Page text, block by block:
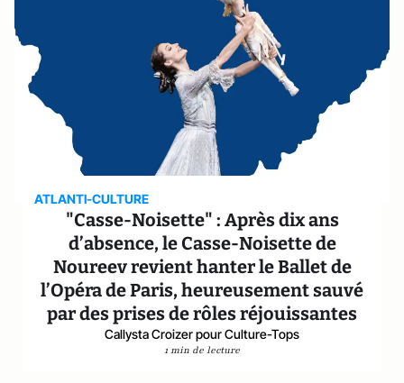
ATLANTI-CULTURE
"Casse-Noisette" : Après dix ans
d’absence, le Casse-Noisette de
Noureev revient hanter le Ballet de
l’Opéra de Paris, heureusement sauvé
par des prises de rôles réjouissantes
Callysta Croizer pour Culture-Tops
1 min de lecture